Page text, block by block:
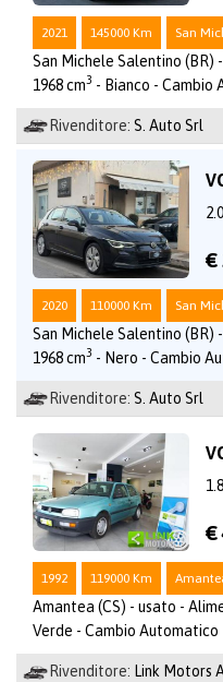
2021 145000 Km San
San Michele Salentino (BR)
1968 cm3 - Bianco - Cambio
Rivenditore: S. Auto Srl
€
2020 110000 Km San
San Michele Salentino (BR)
1968 cm3 - Nero - Cambio
Rivenditore: S. Auto Srl
€
1992 119000 Km
Amantea (CS) - usato -
Verde - Cambio Automatico
Rivenditore: Link Motors